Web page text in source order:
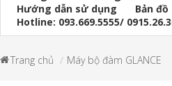
Hướng dẫn sử dụng
Bản đồ
Hotline: 093.669.5555/
Trang chủ Máy bộ đàm GLANCE